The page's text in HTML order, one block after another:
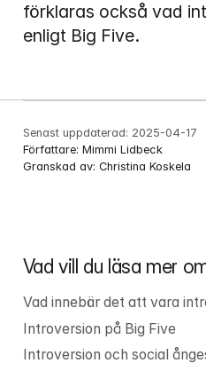
förklaras också vad
enligt Big Five.
Senast uppdaterad: 2025-04-17
Författare: Mimmi Lidbeck
Granskad av: Christina Koskela
Vad vill du läsa mer
Vad innebär det att vara
Introversion på Big Five
Introversion och social